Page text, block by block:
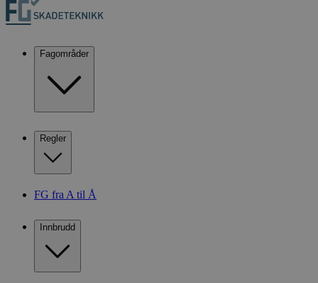
Fagområder
Regler
FG fra A til Å
Innbrudd